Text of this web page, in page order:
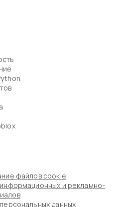
файлов cookie
и рекламно-
данных